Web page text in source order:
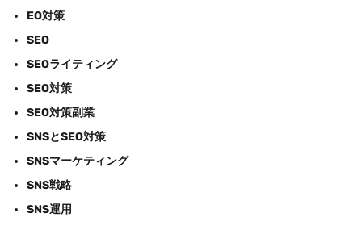
EO対策
SEO
SEOライティング
SEO対策
SEO対策副業
SNSとSEO対策
SNSマーケティング
SNS戦略
SNS運用